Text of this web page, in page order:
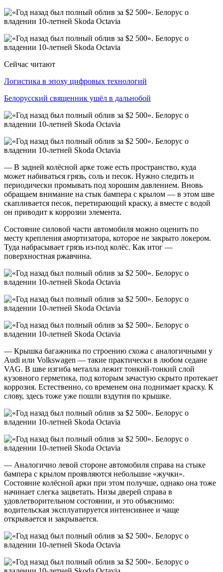
Сейчас читают
Логистика в эпоху цифровых технологий
Белорусский священник ушёл в дальнобой
— В задней колёсной арке тоже есть пространство, куда
может набиваться грязь, соль и песок. Нужно следить и
периодически промывать под хорошим давлением. Вновь
обращаем внимание на стык бампера с крылом — в этом шве
скапливается песок, перетирающий краску, а вместе с водой
он приводит к коррозии элемента.
Состояние силовой части автомобиля можно оценить по
месту крепления амортизатора, которое не закрыто локером.
Туда набрасывает грязь из-под колёс. Как итог —
поверхностная ржавчина.
— Крышка багажника по строению схожа с аналогичными у
Audi или Volkswagen — такие практически в любом седане
VAG. В шве изгиба металла лежит тонкий-тонкий слой
кузовного герметика, под которым зачастую скрыто протекает
коррозия. Естественно, со временем она поднимает краску. К
слову, здесь тоже уже пошли вздутия по крышке.
— Аналогично левой стороне автомобиля справа на стыке
бампера с крылом проявляются небольшие «жучки».
Состояние колёсной арки при этом получше, однако она тоже
начинает слегка зацветать. Низы дверей справа в
удовлетворительном состоянии, и это объяснимо:
водительская эксплуатируется интенсивнее и чаще
открывается и закрывается.